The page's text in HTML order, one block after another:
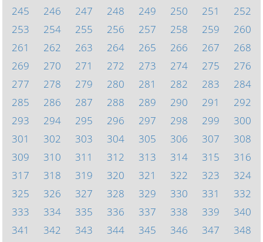
245
246 247 248 249 250 251
252
253
254 255 256 257 258 259
260
261
262 263 264 265 266 267
268
269
270 271 272 273 274 275
276
277
278 279 280 281 282 283
284
285
286 287 288 289 290 291
292
293
294 295 296 297 298 299
300
301
302 303 304 305 306 307
308
309
310 311 312 313 314 315
316
317
318 319 320 321 322 323
324
325
326 327 328 329 330 331
332
333
334 335 336 337 338 339
340
341
342 343 344 345 346 347
348